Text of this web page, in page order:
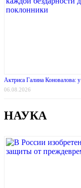
Актриса Галина Коновалова:
06.08.2026
НАУКА